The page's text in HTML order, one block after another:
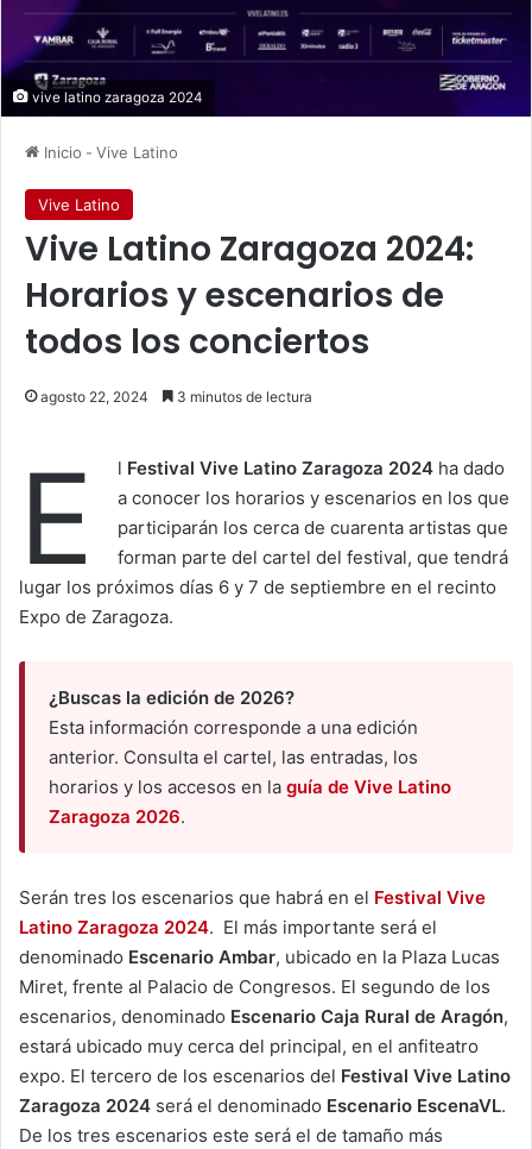
vive latino zaragoza 2024
Inicio - Vive Latino
Vive Latino
Vive Latino Zaragoza 2024:
Horarios y escenarios de
todos los conciertos
agosto 22, 2024 3 minutos de lectura
E l Festival Vive Latino Zaragoza 2024 ha dado
a conocer los horarios y escenarios en los que
participarán los cerca de cuarenta artistas que
forman parte del cartel del festival, que tendrá
lugar los próximos días 6 y 7 de septiembre en el recinto
Expo de Zaragoza.
¿Buscas la edición de 2026?
Esta información corresponde a una edición
anterior. Consulta el cartel, las entradas, los
horarios y los accesos en la guía de Vive Latino
Zaragoza 2026.
Serán tres los escenarios que habrá en el Festival Vive
Latino Zaragoza 2024. El más importante será el
denominado Escenario Ambar, ubicado en la Plaza Lucas
Miret, frente al Palacio de Congresos. El segundo de los
escenarios, denominado Escenario Caja Rural de Aragón,
estará ubicado muy cerca del principal, en el anfiteatro
expo. El tercero de los escenarios del Festival Vive Latino
Zaragoza 2024 será el denominado Escenario EscenaVL.
De los tres escenarios este será el de tamaño más